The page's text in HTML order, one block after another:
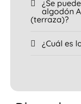
¿Se
algodón
(terraza)?
¿Cuál es